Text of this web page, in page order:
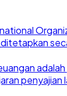
penyajian